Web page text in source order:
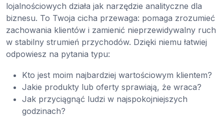
lojalnościowych działa jak narzędzie analityczne dla
biznesu. To Twoja cicha przewaga: pomaga zrozumieć
zachowania klientów i zamienić nieprzewidywalny ruch
w stabilny strumień przychodów. Dzięki niemu łatwiej
odpowiesz na pytania typu:
Kto jest moim najbardziej wartościowym klientem?
Jakie produkty lub oferty sprawiają, że wraca?
Jak przyciągnąć ludzi w najspokojniejszych
godzinach?